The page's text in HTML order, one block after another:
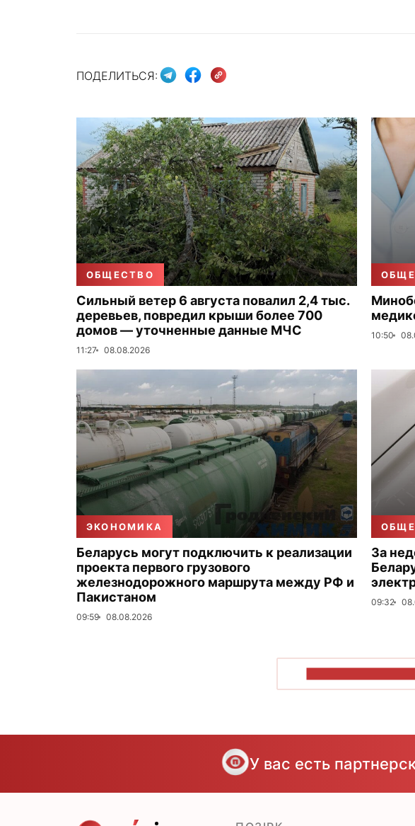
ПОДЕЛИТЬСЯ:
ОБЩЕСТВО
Сильный ветер 6 августа повалил 2,4 тыс.
деревьев, повредил крыши более 700
домов — уточненные данные МЧС
11:27 08.08.2026
10:50
ЭКОНОМИКА
Беларусь могут подключить к реализации
проекта первого грузового
железнодорожного маршрута между РФ и
Пакистаном
09:59 08.08.2026
За
09:32
У вас есть